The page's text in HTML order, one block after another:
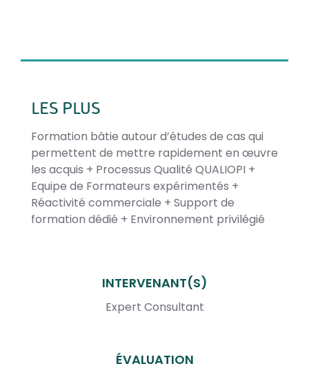
LES PLUS
Formation bâtie autour d’études de cas qui
permettent de mettre rapidement en œuvre
les acquis + Processus Qualité QUALIOPI +
Equipe de Formateurs expérimentés +
Réactivité commerciale + Support de
formation dédié + Environnement privilégié
INTERVENANT(S)
Expert Consultant
ÉVALUATION